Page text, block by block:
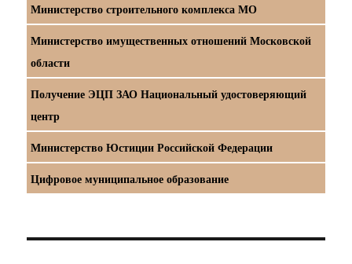
Министерство строительного комплекса МО
Министерство имущественных отношений Московской
области
Получение ЭЦП ЗАО Национальный удостоверяющий
центр
Министерство Юстиции Российской Федерации
Цифровое муниципальное образование